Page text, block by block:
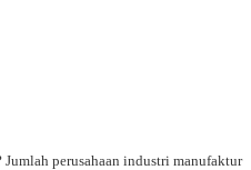
perusahaan industri manufaktur